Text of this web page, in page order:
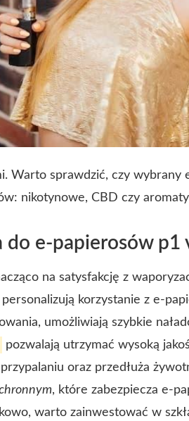
Warto sprawdzić, czy wybrany
nikotynowe, CBD czy
do e-papierosów p1
na satysfakcję z
korzystanie z e-
umożliwiają szybkie
pozwalają utrzymać wysoką
oraz przedłuża
, które zabezpiecza e-
warto zainwestować w